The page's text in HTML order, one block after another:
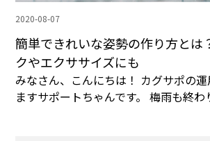
2020-08-07
簡単できれいな姿勢の作り方とは
クやエクササイズにも
みなさん、こんにちは！ カグサポの
ますサポートちゃんです。 梅雨も終わ